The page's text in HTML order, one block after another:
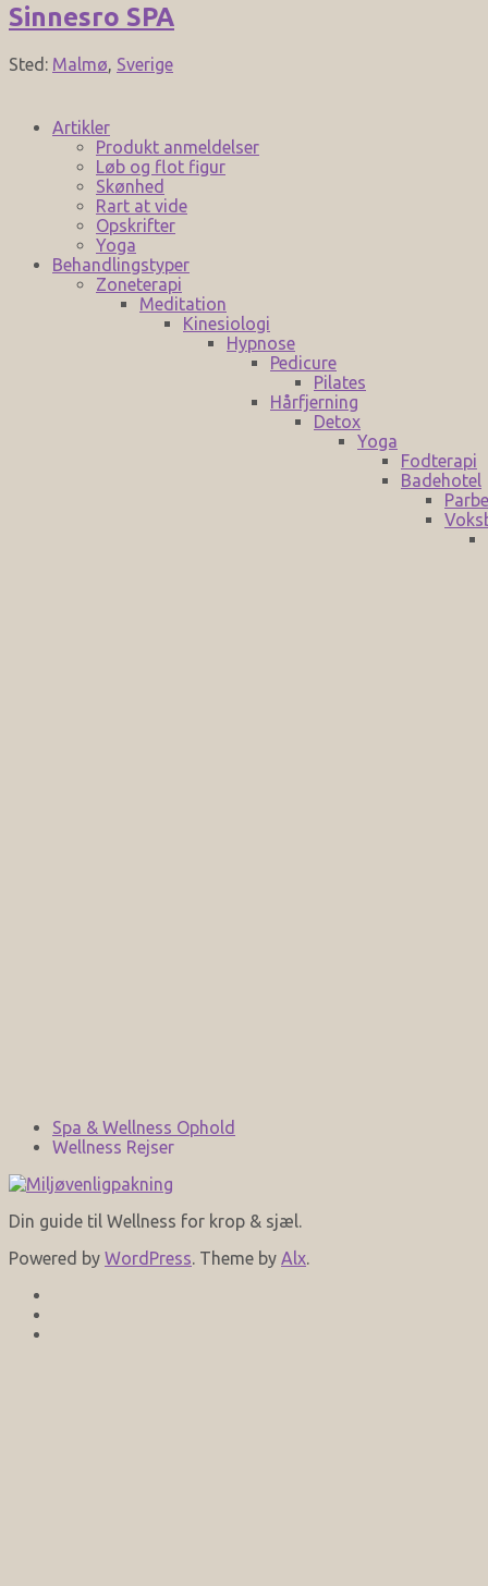
Sinnesro SPA
Sted: Malmø, Sverige
Artikler
Produkt anmeldelser
Løb og flot figur
Skønhed
Rart at vide
Opskrifter
Yoga
Behandlingstyper
Zoneterapi
Meditation
Kinesiologi
Hypnose
Pedicure
Pilates
Hårfjerning
Detox
Yoga
Fodterapi
Badehotel
Spa & Wellness Ophold
Wellness Rejser
Din guide til Wellness for krop & sjæl.
Powered by WordPress. Theme by Alx.